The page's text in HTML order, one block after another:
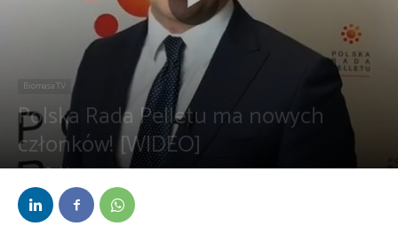
Biomasa TV
Polska Rada Pelletu ma nowych
członków! [WIDEO]
Przez Redakcja- 13 grudnia 2017